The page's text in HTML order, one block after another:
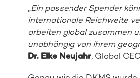
„Ein passender Spender
internationale Reichweite
arbeiten global zusammen
unabhängig von ihrem
Dr. Elke Neujahr, Global